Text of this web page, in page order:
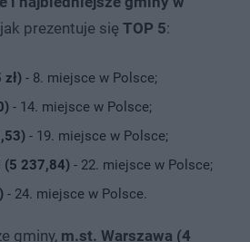
prezentuje się TOP 5:
zł) - 8. miejsce w Polsce;
- 14. miejsce w Polsce;
- 19. miejsce w Polsce;
(5 237,84) - 22. miejsce w Polsce;
- 24. miejsce w Polsce.
gminy, m.st. Warszawa (4